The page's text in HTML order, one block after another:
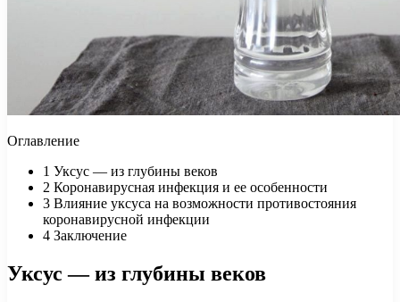
Оглавление
1 Уксус — из глубины веков
2 Коронавирусная инфекция и ее особенности
3 Влияние уксуса на возможности противостояния
коронавирусной инфекции
4 Заключение
Уксус — из глубины веков